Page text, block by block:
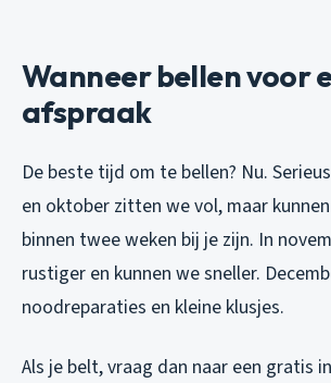
Wanneer bellen voor
afspraak
De beste tijd om te bellen? Nu.
en oktober zitten we vol, maar
binnen twee weken bij je zijn. In
rustiger en kunnen we sneller.
noodreparaties en kleine klusjes.
Als je belt, vraag dan naar een gratis